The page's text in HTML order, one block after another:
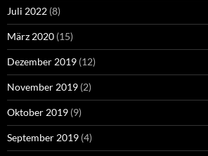
Juli 2022 (8)
März 2020 (15)
Dezember 2019 (12)
November 2019 (2)
Oktober 2019 (9)
September 2019 (4)